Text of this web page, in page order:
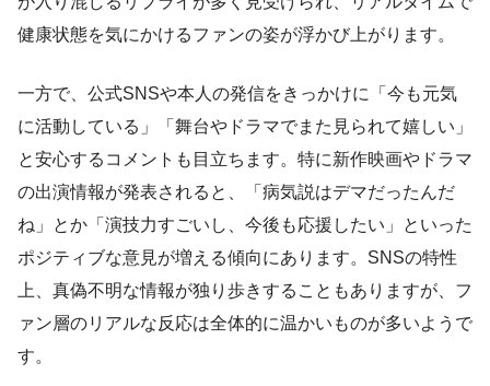
健康状態を気にかけるファンの姿が浮かび上がります。
一方で、公式SNSや本人の発信をきっかけに「今も元気
に活動している」「舞台やドラマでまた見られて嬉しい」
と安心するコメントも目立ちます。特に新作映画やドラマ
の出演情報が発表されると、「病気説はデマだったんだ
ね」とか「演技力すごいし、今後も応援したい」といった
ポジティブな意見が増える傾向にあります。SNSの特性
上、真偽不明な情報が独り歩きすることもありますが、フ
ァン層のリアルな反応は全体的に温かいものが多いようで
す。